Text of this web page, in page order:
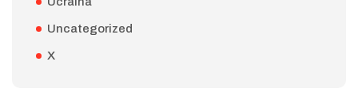
Uncategorized
X